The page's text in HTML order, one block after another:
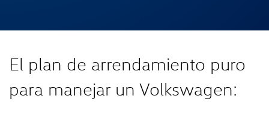
El plan de arrendamiento puro
para manejar un Volkswagen: